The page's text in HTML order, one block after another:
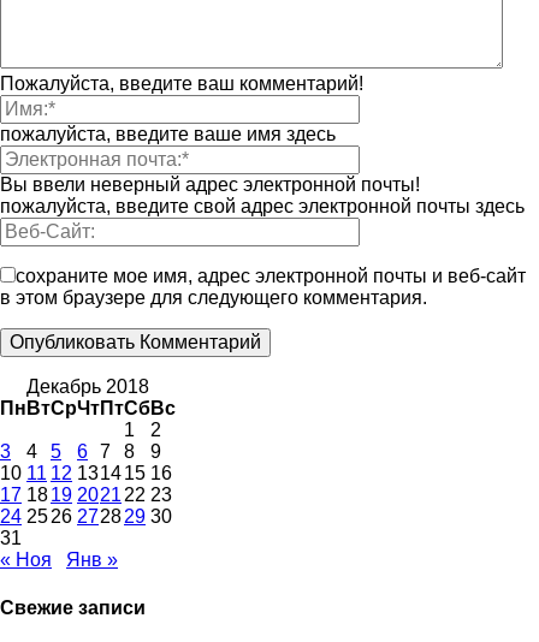
Пожалуйста, введите ваш комментарий!
пожалуйста, введите ваше имя здесь
Вы ввели неверный адрес электронной почты!
пожалуйста, введите свой адрес электронной почты здесь
сохраните мое имя, адрес электронной почты и веб-сайт
в этом браузере для следующего комментария.
Декабрь 2018
Пн ВтСрЧтПтСбВс
1
2
3
4 5 6 7 8
9
10 11 12 131415 16
17 1819 2021 22 23
24 2526 272829 30
31
« Ноя
Янв »
Свежие записи